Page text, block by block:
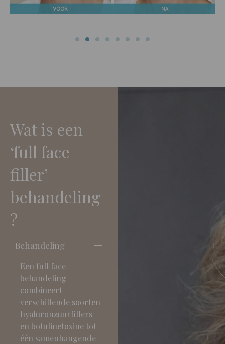
Wat is een
‘full face
filler’
behandeling
?
Behandeling
Een full face
behandeling
combineert
verschillende soorten
hyaluronzuurfillers
en botulinetoxine tot
één samenhangende